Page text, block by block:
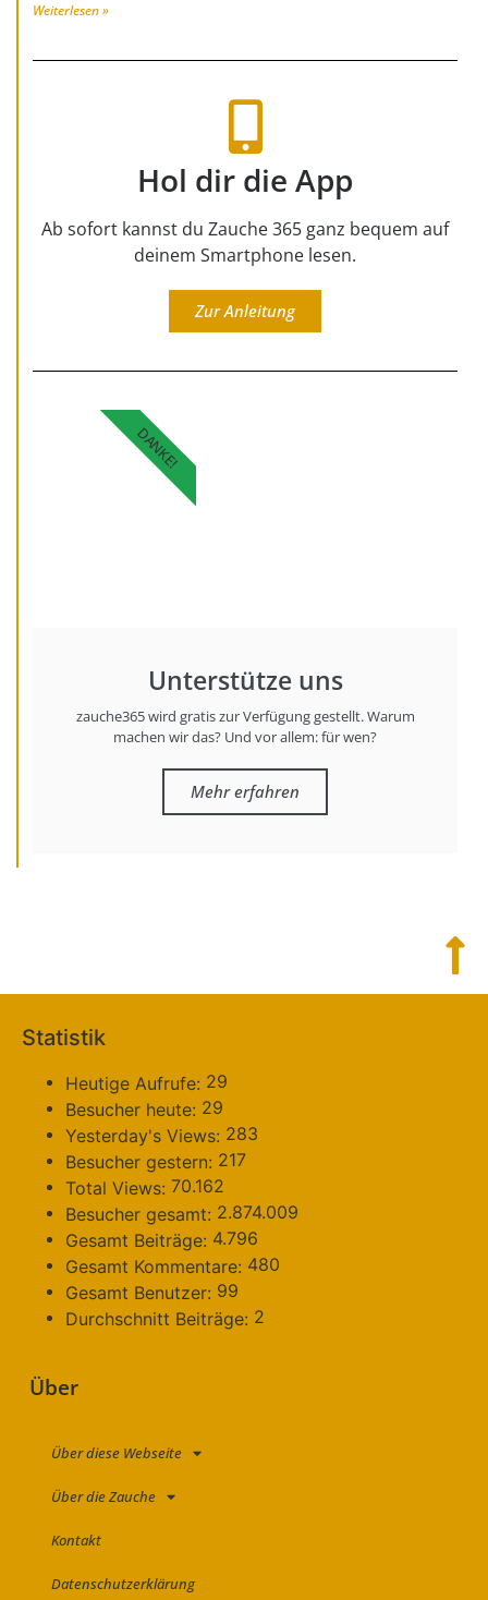
Weiterlesen »
Hol dir die App
Ab sofort kannst du Zauche 365 ganz bequem auf
deinem Smartphone lesen.
Zur Anleitung
Unterstütze uns
zauche365 wird gratis zur Verfügung gestellt. Warum
machen wir das? Und vor allem: für wen?
Mehr erfahren
DANKE!
Statistik
Heutige Aufrufe: 29
Besucher heute: 29
Yesterday's Views: 283
Besucher gestern: 217
Total Views: 70.162
Besucher gesamt: 2.874.009
Gesamt Beiträge: 4.796
Gesamt Kommentare: 480
Gesamt Benutzer: 99
Durchschnitt Beiträge: 2
Über
Über diese Webseite
Über die Zauche
Kontakt
Datenschutzerklärung